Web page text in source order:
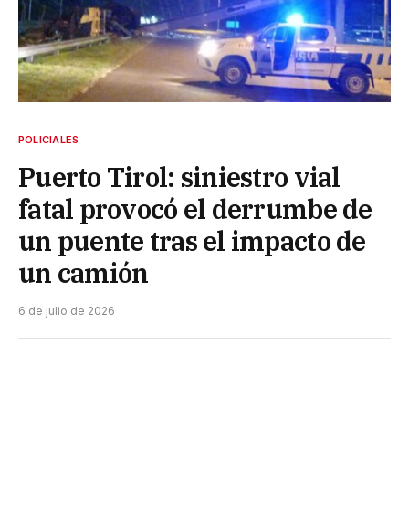
POLICIALES
Puerto Tirol: siniestro vial
fatal provocó el derrumbe de
un puente tras el impacto de
un camión
6 de julio de 2026